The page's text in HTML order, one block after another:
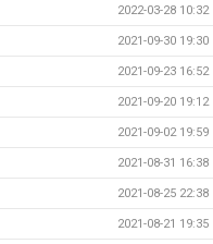
2022-03-28 10:32
2021-09-30 19:30
2021-09-23 16:52
2021-09-20 19:12
2021-09-02 19:59
2021-08-31 16:38
2021-08-25 22:38
2021-08-21 19:35